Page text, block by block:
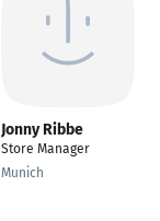
Jonny Ribbe
Store Manager
Munich